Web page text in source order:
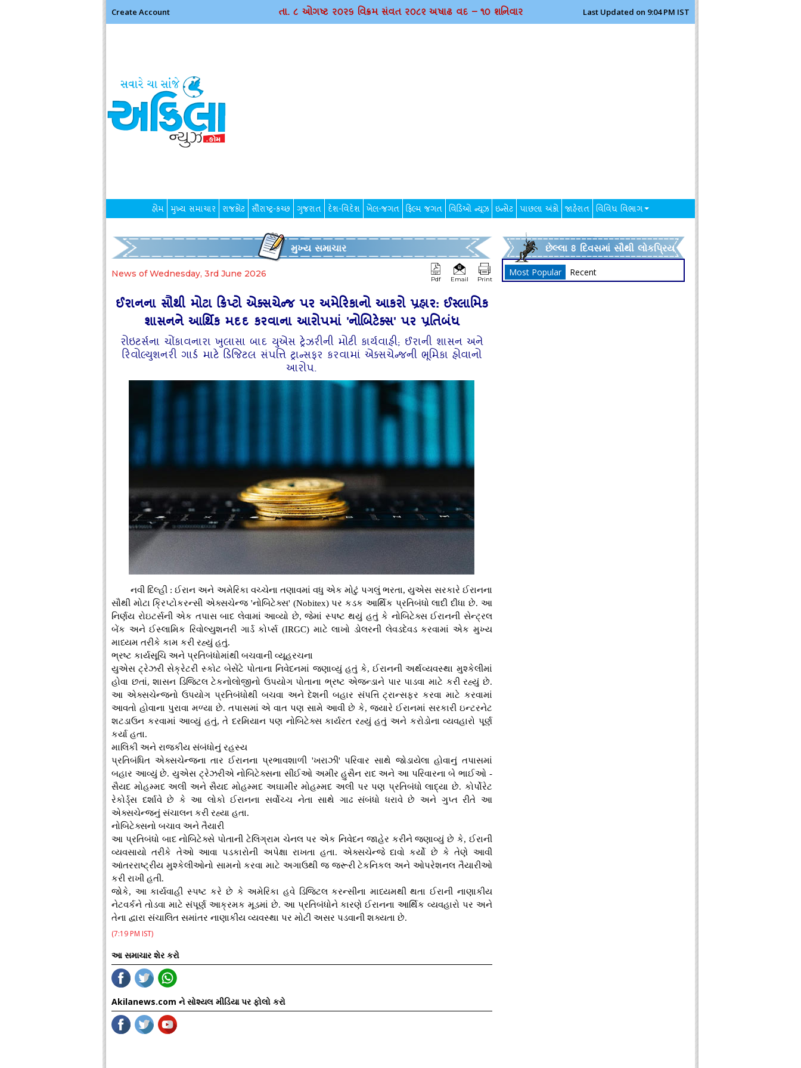
Create Account તા. ૮ ઓગષ્ટ ર૦ર૬ વિક્રમ સંવત ર૦૮૨ અષાઢ વદ – ૧૦ શનિવાર Last Updated on 9:04 PM IST
હોમ મુખ્ય સમાચાર રાજકોટ સૌરાષ્ટ્ર-કચ્છ ગુજરાત દેશ-વિદેશ ખેલ-જગત ફિલ્મ જગત વિડિઓ ન્યૂઝ ઇન્સેટ પાછલા અંકો જાહેરાત વિવિધ વિભાગ
મુખ્ય સમાચાર
News of Wednesday, 3rd June 2026
Pdf Email Print
ઈરાનના સૌથી મોટા ક્રિપ્ટો એક્સચેન્જ પર અમેરિકાનો આકરો પ્રહાર: ઈસ્લામિક
શાસનને આર્થિક મદદ કરવાના આરોપમાં 'નોબિટેક્સ' પર પ્રતિબંધ
રોઇટર્સના ચોંકાવનારા ખુલાસા બાદ યુએસ ટ્રેઝરીની મોટી કાર્યવાહી; ઈરાની શાસન અને
રિવોલ્યુશનરી ગાર્ડ માટે ડિજિટલ સંપત્તિ ટ્રાન્સફર કરવામાં એક્સચેન્જની ભૂમિકા હોવાનો
આરોપ.
નવી દિલ્હી : ઈરાન અને અમેરિકા વચ્ચેના તણાવમાં વધુ એક મોટું પગલું ભરતા, યુએસ સરકારે ઈરાનના
સૌથી મોટા ક્રિપ્ટોકરન્સી એક્સચેન્જ 'નોબિટેક્સ' (Nobitex) પર કડક આર્થિક પ્રતિબંધો લાદી દીધા છે. આ
નિર્ણય રોઇટર્સની એક તપાસ બાદ લેવામાં આવ્યો છે, જેમાં સ્પષ્ટ થયું હતું કે નોબિટેક્સ ઈરાનની સેન્ટ્રલ
બેંક અને ઈસ્લામિક રિવોલ્યુશનરી ગાર્ડ કોર્પ્સ (IRGC) માટે લાખો ડોલરની લેવડદેવડ કરવામાં એક મુખ્ય
માધ્યમ તરીકે કામ કરી રહ્યું હતું.
ભ્રષ્ટ કાર્યસૂચિ અને પ્રતિબંધોમાંથી બચવાની વ્યૂહરચના
યુએસ ટ્રેઝરી સેક્રેટરી સ્કોટ બેસેંટે પોતાના નિવેદનમાં જણાવ્યું હતું કે, ઈરાનની અર્થવ્યવસ્થા મુશ્કેલીમાં
હોવા છતાં, શાસન ડિજિટલ ટેકનોલોજીનો ઉપયોગ પોતાના ભ્રષ્ટ એજન્ડાને પાર પાડવા માટે કરી રહ્યું છે.
આ એક્સચેન્જનો ઉપયોગ પ્રતિબંધોથી બચવા અને દેશની બહાર સંપત્તિ ટ્રાન્સફર કરવા માટે કરવામાં
આવતો હોવાના પુરાવા મળ્યા છે. તપાસમાં એ વાત પણ સામે આવી છે કે, જ્યારે ઈરાનમાં સરકારી ઇન્ટરનેટ
શટડાઉન કરવામાં આવ્યું હતું, તે દરમિયાન પણ નોબિટેક્સ કાર્યરત રહ્યું હતું અને કરોડોના વ્યવહારો પૂર્ણ
કર્યા હતા.
માલિકી અને રાજકીય સંબંધોનું રહસ્ય
પ્રતિબંધિત એક્સચેન્જના તાર ઈરાનના પ્રભાવશાળી 'ખરાઝી' પરિવાર સાથે જોડાયેલા હોવાનું તપાસમાં
બહાર આવ્યું છે. યુએસ ટ્રેઝરીએ નોબિટેક્સના સીઈઓ અમીર હુસૈન રાદ અને આ પરિવારના બે ભાઈઓ -
સૈયદ મોહમ્મદ અલી અને સૈયદ મોહમ્મદ અઘામીર મોહમ્મદ અલી પર પણ પ્રતિબંધો લાદ્યા છે. કોર્પોરેટ
રેકોર્ડ્સ દર્શાવે છે કે આ લોકો ઈરાનના સર્વોચ્ચ નેતા સાથે ગાઢ સંબંધો ધરાવે છે અને ગુપ્ત રીતે આ
એક્સચેન્જનું સંચાલન કરી રહ્યા હતા.
નોબિટેક્સનો બચાવ અને તૈયારી
આ પ્રતિબંધો બાદ નોબિટેક્સે પોતાની ટેલિગ્રામ ચેનલ પર એક નિવેદન જાહેર કરીને જણાવ્યું છે કે, ઈરાની
વ્યવસાયો તરીકે તેઓ આવા પડકારોની અપેક્ષા રાખતા હતા. એક્સચેન્જે દાવો કર્યો છે કે તેણે આવી
આંતરરાષ્ટ્રીય મુશ્કેલીઓનો સામનો કરવા માટે અગાઉથી જ જરૂરી ટેકનિકલ અને ઓપરેશનલ તૈયારીઓ
કરી રાખી હતી.
જોકે, આ કાર્યવાહી સ્પષ્ટ કરે છે કે અમેરિકા હવે ડિજિટલ કરન્સીના માધ્યમથી થતા ઈરાની નાણાકીય
નેટવર્કને તોડવા માટે સંપૂર્ણ આક્રમક મૂડમાં છે. આ પ્રતિબંધોને કારણે ઈરાનના આર્થિક વ્યવહારો પર અને
તેના દ્વારા સંચાલિત સમાંતર નાણાકીય વ્યવસ્થા પર મોટી અસર પડવાની શક્યતા છે.
(7:19 PM IST)
આ સમાચાર શેર કરો
Akilanews.com ને સોશ્યલ મીડિયા પર ફોલો કરો
છેલ્લા 8 દિવસમાં સૌથી લોકપ્રિય
Most Popular Recent